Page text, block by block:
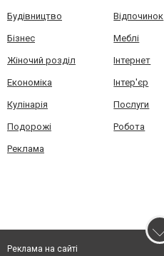
Будівництво Відпочинок
Бізнес Меблі
Жіночий розділ Інтернет
Економіка Інтер'єр
Кулінарія Послуги
Подорожі Робота
Реклама
Реклама на сайті